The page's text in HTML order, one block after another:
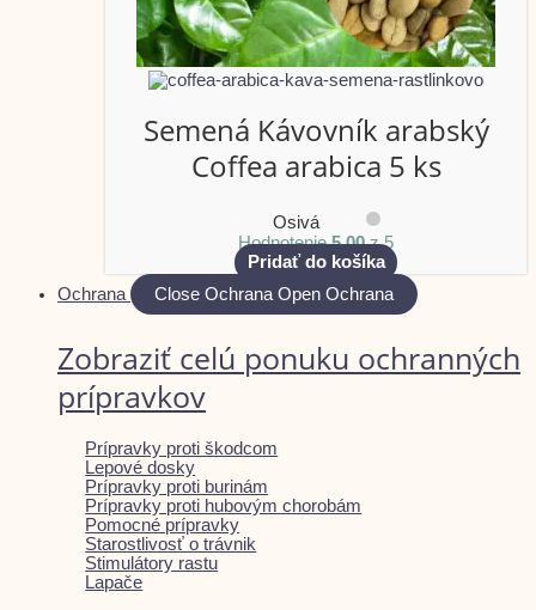
Semená Kávovník arabský
Coffea arabica 5 ks
Osivá
Hodnotenie5.00z 5
Pridať do košíka
Ochrana
Close Ochrana Open Ochrana
Zobraziť celú ponuku ochranných
prípravkov
Prípravky proti škodcom
Lepové dosky
Prípravky proti burinám
Prípravky proti hubovým chorobám
Pomocné prípravky
Starostlivosť o trávnik
Stimulátory rastu
Lapače